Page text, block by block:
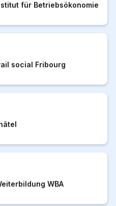
für Betriebsökonomie
social Fribourg
WBA